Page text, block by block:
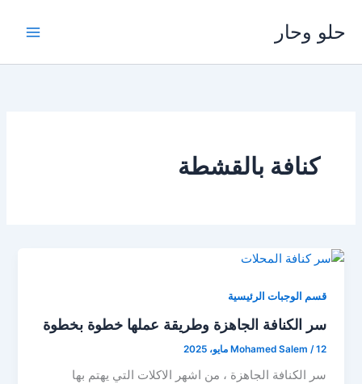
المحتوى
حلو وحار
كنافة بالقشطة
قسم الوجبات الرئيسية
سر الكنافة الجاهزة وطريقة عملها خطوة بخطوة
Mohamed Salem /12 مايو، 2025
سر الكنافة الجاهزة ، من اشهر الاكلات التي يهتم بها